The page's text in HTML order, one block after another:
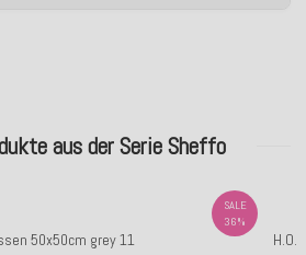
aus der Serie Sheffo
50x50cm grey 11
SALE
36%